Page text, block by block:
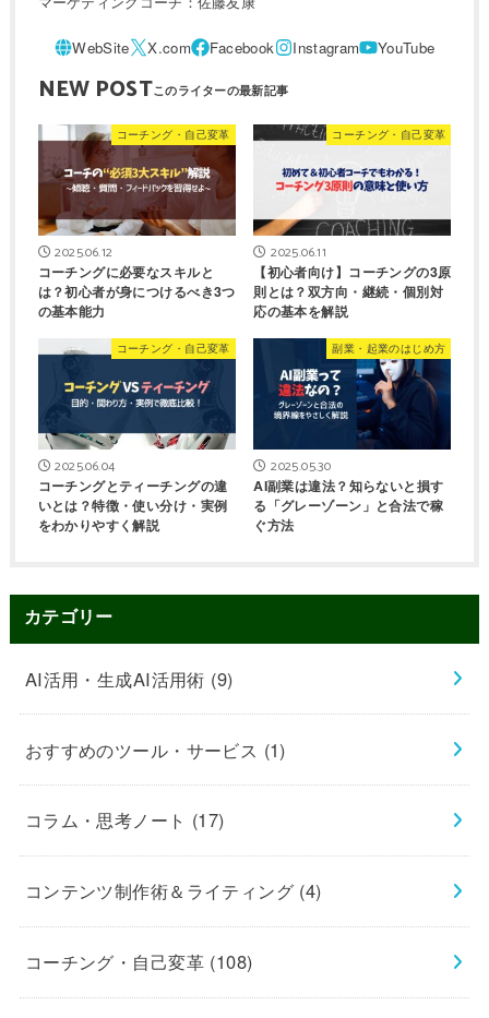
NEW POST
コーチング・自己変革
2025.06.12
コーチングに必要なスキルと
は？初心者が身につけるべき3つ
の基本能力
コーチング・自己変革
2025.06.11
【初心者向け】コーチングの3原
則とは？双方向・継続・個別対
応の基本を解説
コーチング・自己変革
2025.06.04
コーチングとティーチングの違
いとは？特徴・使い分け・実例
をわかりやすく解説
副業・起業のはじめ方
2025.05.30
AI副業は違法？知らないと損す
る「グレーゾーン」と合法で稼
ぐ方法
カテゴリー
AI活用・生成AI活用術 (9)
おすすめのツール・サービス (1)
コラム・思考ノート (17)
コンテンツ制作術＆ライティング (4)
コーチング・自己変革 (108)